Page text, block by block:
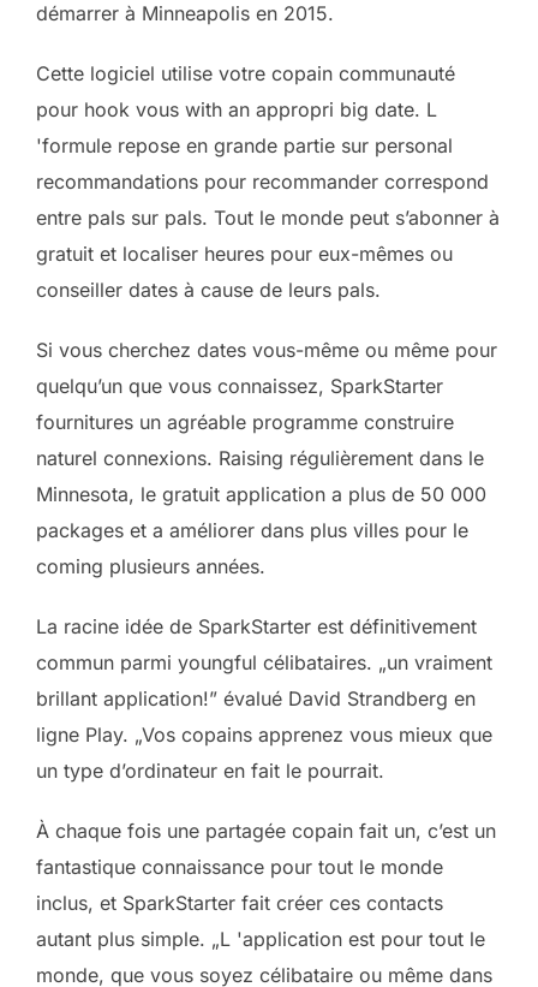
démarrer à Minneapolis en 2015.
Cette logiciel utilise votre copain communauté
pour hook vous with an appropri big date. L
'formule repose en grande partie sur personal
recommandations pour recommander correspond
entre pals sur pals. Tout le monde peut s’abonner à
gratuit et localiser heures pour eux-mêmes ou
conseiller dates à cause de leurs pals.
Si vous cherchez dates vous-même ou même pour
quelqu’un que vous connaissez, SparkStarter
fournitures un agréable programme construire
naturel connexions. Raising régulièrement dans le
Minnesota, le gratuit application a plus de 50 000
packages et a améliorer dans plus villes pour le
coming plusieurs années.
La racine idée de SparkStarter est définitivement
commun parmi youngful célibataires. „un vraiment
brillant application!” évalué David Strandberg en
ligne Play. „Vos copains apprenez vous mieux que
un type d’ordinateur en fait le pourrait.
À chaque fois une partagée copain fait un, c’est un
fantastique connaissance pour tout le monde
inclus, et SparkStarter fait créer ces contacts
autant plus simple. „L 'application est pour tout le
monde, que vous soyez célibataire ou même dans